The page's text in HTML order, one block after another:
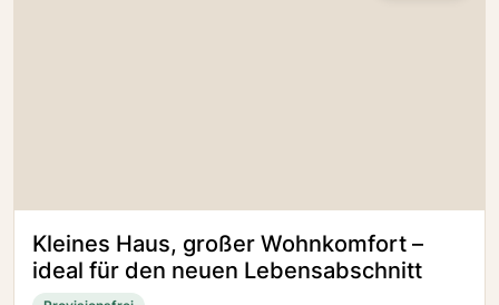
Kleines Haus, großer Wohnkomfort –
ideal für den neuen Lebensabschnitt